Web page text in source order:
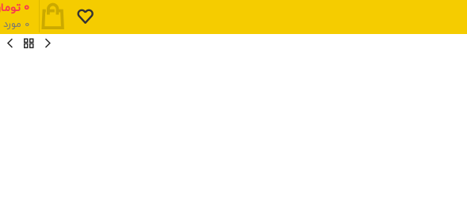
0 مورد
0